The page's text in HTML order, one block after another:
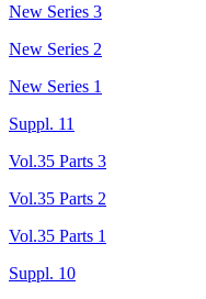
New Series 3
New Series 2
New Series 1
Suppl. 11
Vol.35 Parts 3
Vol.35 Parts 2
Vol.35 Parts 1
Suppl. 10